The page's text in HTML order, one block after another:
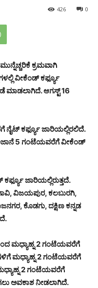
0
426
ಕ್ರಮವಾಗಿ
ವೀಕೆಂಡ್ ಕರ್ಫ್ಯೂ
ಮಾಡಲಾಗಿದೆ. ಆಗಸ್ಟ್ 16
ನೈಟ್ ಕರ್ಫ್ಯೂ ಜಾರಿಯಲ್ಲಿರಲಿದೆ.
5 ಗಂಟೆಯವರೆಗೆ ವೀಕೆಂಡ್
ಜಾರಿಯಲ್ಲಿರುತ್ತದೆ.
ವಿಜಯಪುರ, ಕಲಬುರಗಿ,
ಕೊಡಗು, ದಕ್ಷಿಣ ಕನ್ನಡ
ಮಧ್ಯಾಹ್ನ 2 ಗಂಟೆಯವರೆಗೆ
ಮಧ್ಯಾಹ್ನ 2 ಗಂಟೆಯವರೆಗೆ
2 ಗಂಟೆಯವರೆಗೆ
ಅವಕಾಶ ನೀಡಲಾಗಿದೆ.